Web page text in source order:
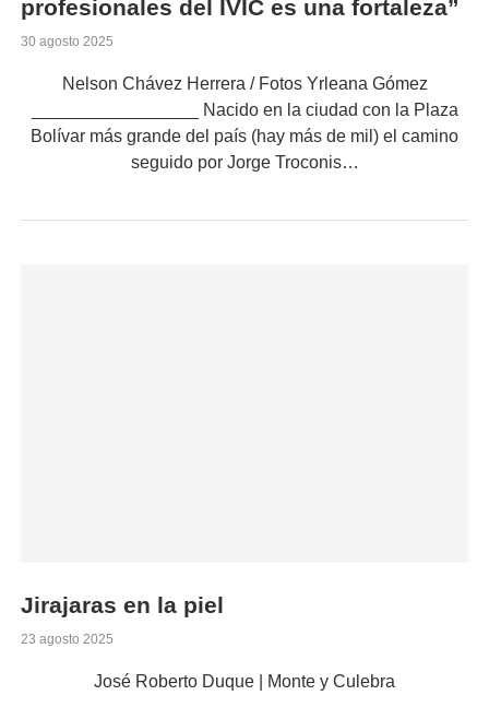
profesionales del IVIC es una fortaleza”
30 agosto 2025
Nelson Chávez Herrera / Fotos Yrleana Gómez
_________________ Nacido en la ciudad con la Plaza
Bolívar más grande del país (hay más de mil) el camino
seguido por Jorge Troconis…
Jirajaras en la piel
23 agosto 2025
José Roberto Duque | Monte y Culebra